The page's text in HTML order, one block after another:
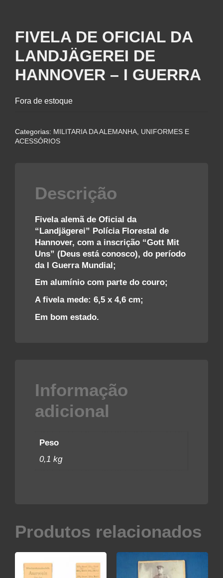
FIVELA DE OFICIAL DA
LANDJÄGEREI DE
HANNOVER – I GUERRA
Fora de estoque
Categorias: MILITARIA DA ALEMANHA UNIFORMES E
ACESSÓRIOS
Descrição
Fivela alemã de Oficial da
“Landjägerei” Polícia Florestal de
Hannover, com a inscrição “Gott Mit
Uns” (Deus está conosco), do período
da I Guerra Mundial;
Em alumínio com parte do couro;
A fivela mede: 6,5 x 4,6 cm;
Em bom estado.
Informação
adicional
Peso
0,1 kg
Produtos relacionados